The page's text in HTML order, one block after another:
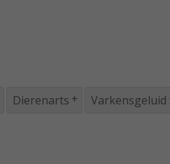
Dierenarts Varkensgeluid